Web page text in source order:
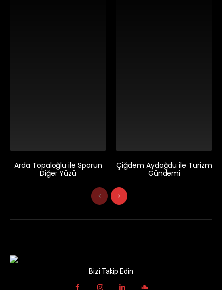
Arda Topaloğlu ile Sporun
Diğer Yüzü
Çiğdem Aydoğdu ile Turizm
Gündemi
Bizi Takip Edin